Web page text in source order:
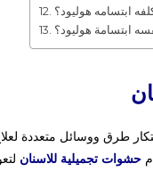
ابتسامه هوليود؟
ابتسامة هوليود؟
طرق ووسائل متعددة
حشوات تجميلية للاسنان